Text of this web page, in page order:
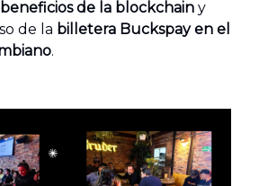
beneficios de la blockchain y
de la billetera Buckspay en el
.